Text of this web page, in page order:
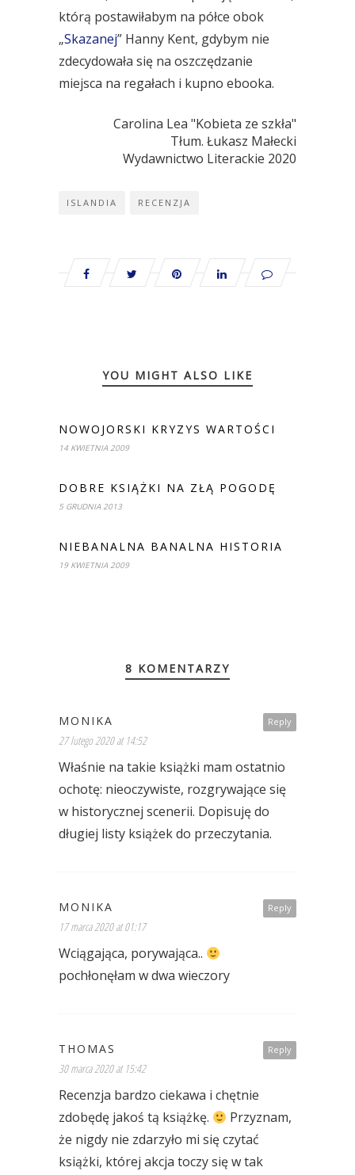
którą postawiłabym na półce obok
„Skazanej” Hanny Kent, gdybym nie
zdecydowała się na oszczędzanie
miejsca na regałach i kupno ebooka.
Carolina Lea "Kobieta ze szkła"
Tłum. Łukasz Małecki
Wydawnictwo Literackie 2020
ISLANDIA RECENZJA
YOU MIGHT ALSO LIKE
NOWOJORSKI KRYZYS WARTOŚCI
14 KWIETNIA 2009
DOBRE KSIĄŻKI NA ZŁĄ POGODĘ
5 GRUDNIA 2013
NIEBANALNA BANALNA HISTORIA
19 KWIETNIA 2009
8 KOMENTARZY
Reply
MONIKA
27 lutego 2020 at 14:52
Właśnie na takie książki mam ostatnio
ochotę: nieoczywiste, rozgrywające się
w historycznej scenerii. Dopisuję do
długiej listy książek do przeczytania.
Reply
MONIKA
17 marca 2020 at 01:17
Wciągająca, porywająca..
pochłonęłam w dwa wieczory
Reply
THOMAS
30 marca 2020 at 15:42
Recenzja bardzo ciekawa i chętnie
zdobędę jakoś tą książkę.
Przyznam,
że nigdy nie zdarzyło mi się czytać
książki, której akcja toczy się w tak